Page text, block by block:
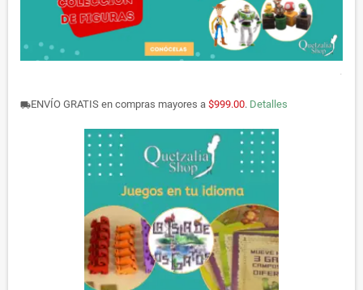
.
local_shippingENVÍO GRATIS en compras mayores a $999.00. Detalles